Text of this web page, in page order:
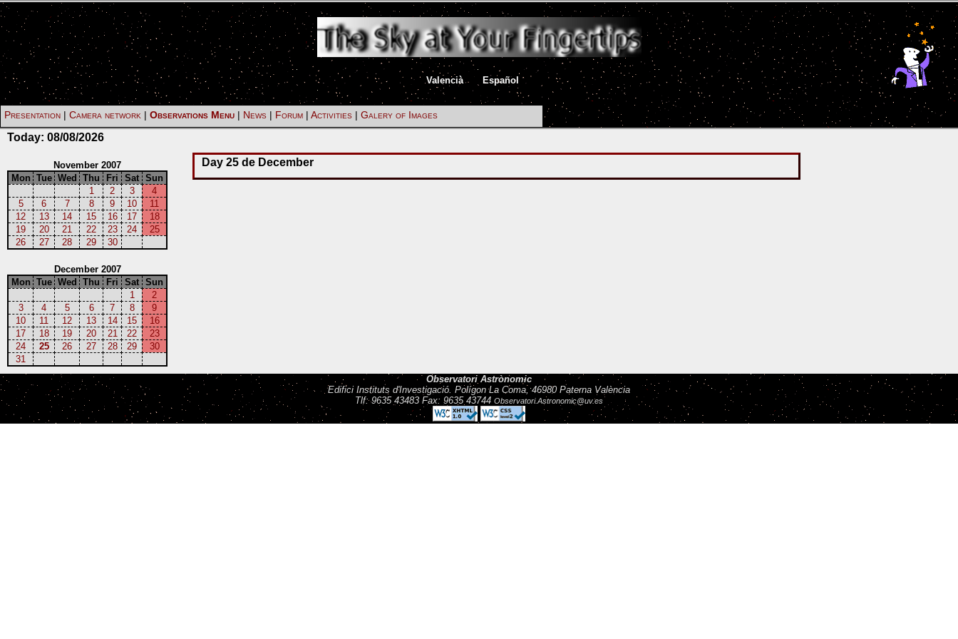
Valencià| Español |
Presentation | Camera network | Observations Menu | News | Forum | Activities | Galery of Images
Today: 08/08/2026
November 2007
Mon Tue Wed Thu Fri Sat Sun
1
2 3
4
5
6 7 8 9 10
11
12
13 14 15 16 17
18
19
20 21 22 23 24
25
26
27 28 29 30
December 2007
Mon Tue Wed Thu Fri Sat Sun
1
2
3
4 5 6 7 8
9
10
11 12 13 14 15
16
17
18 19 20 21 22
23
24
25 26 27 28 29
30
31
Day 25 de December
Observatori Astrònomic
Edifici Instituts d'Investigació. Polígon La Coma, 46980 Paterna València
Tlf: 9635 43483 Fax: 9635 43744 Observatori.Astronomic@uv.es